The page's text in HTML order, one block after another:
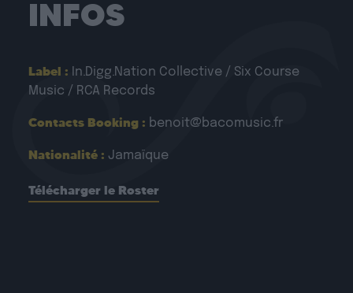
INFOS
Label : In.Digg.Nation Collective / Six Course
Music / RCA Records
Contacts Booking : benoit@bacomusic.fr
Nationalité : Jamaïque
Télécharger le Roster